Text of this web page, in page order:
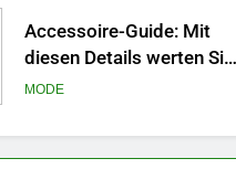
Accessoire-Guide: Mit
diesen Details werten Sie
jedes Frühlingsoutfit auf.
MODE
Naturnah gärtnern: So